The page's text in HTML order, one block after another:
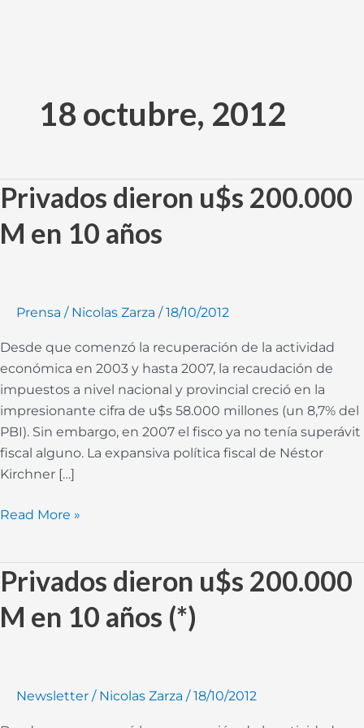
contenido18 octubre, 2012
Privados dieron u$s 200.000
M en 10 años
Prensa / Nicolas Zarza /18/10/2012
Desde que comenzó la recuperación de la actividad
económica en 2003 y hasta 2007, la recaudación de
impuestos a nivel nacional y provincial creció en la
impresionante cifra de u$s 58.000 millones (un 8,7% del
PBI). Sin embargo, en 2007 el fisco ya no tenía superávit
fiscal alguno. La expansiva política fiscal de Néstor
Kirchner […]
Privados
dieron
u$s
Read More »
Privados dieron u$s 200.000
M en 10 años (*)
Newsletter / Nicolas Zarza /18/10/2012
Privados
dieron
u$s